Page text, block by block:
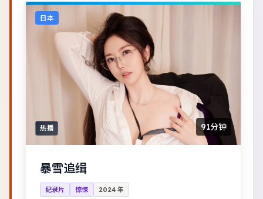
日本
热播 91分钟
暴雪追缉
纪录片 惊悚 2024 年